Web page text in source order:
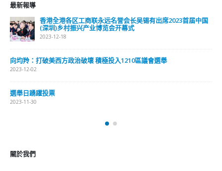
最新報導
香港全港各区工商联永远名誉会长吴锡有出席2023首届中国
(深圳)乡村振兴产业博览会开幕式
2023-12-18
向均羚：打破美西方政治破壞 積極投入1210區議會選舉
2023-12-02
選舉日踴躍投票
2023-11-30
關於我們